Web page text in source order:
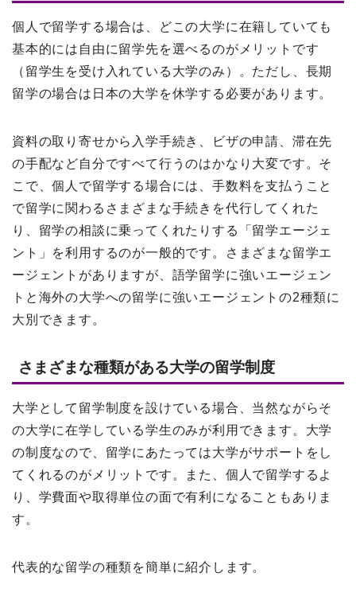
個人で留学する場合は、どこの大学に在籍していても
基本的には自由に留学先を選べるのがメリットです
（留学生を受け入れている大学のみ）。ただし、長期
留学の場合は日本の大学を休学する必要があります。
資料の取り寄せから入学手続き、ビザの申請、滞在先
の手配など自分ですべて行うのはかなり大変です。そ
こで、個人で留学する場合には、手数料を支払うこと
で留学に関わるさまざまな手続きを代行してくれた
り、留学の相談に乗ってくれたりする「留学エージェ
ント」を利用するのが一般的です。さまざまな留学エ
ージェントがありますが、語学留学に強いエージェン
トと海外の大学への留学に強いエージェントの2種類に
大別できます。
さまざまな種類がある大学の留学制度
大学として留学制度を設けている場合、当然ながらそ
の大学に在学している学生のみが利用できます。大学
の制度なので、留学にあたっては大学がサポートをし
てくれるのがメリットです。また、個人で留学するよ
り、学費面や取得単位の面で有利になることもありま
す。
代表的な留学の種類を簡単に紹介します。